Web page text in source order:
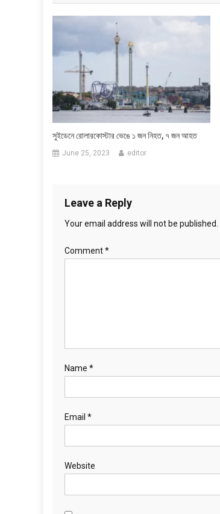
সুইডেনে রোলারকোস্টার ভেঙে ১ জন নিহত, ৭ জন আহত
June 25, 2023 editor
Leave a Reply
Your email address will not be published.
Comment*
Name *
Email *
Website